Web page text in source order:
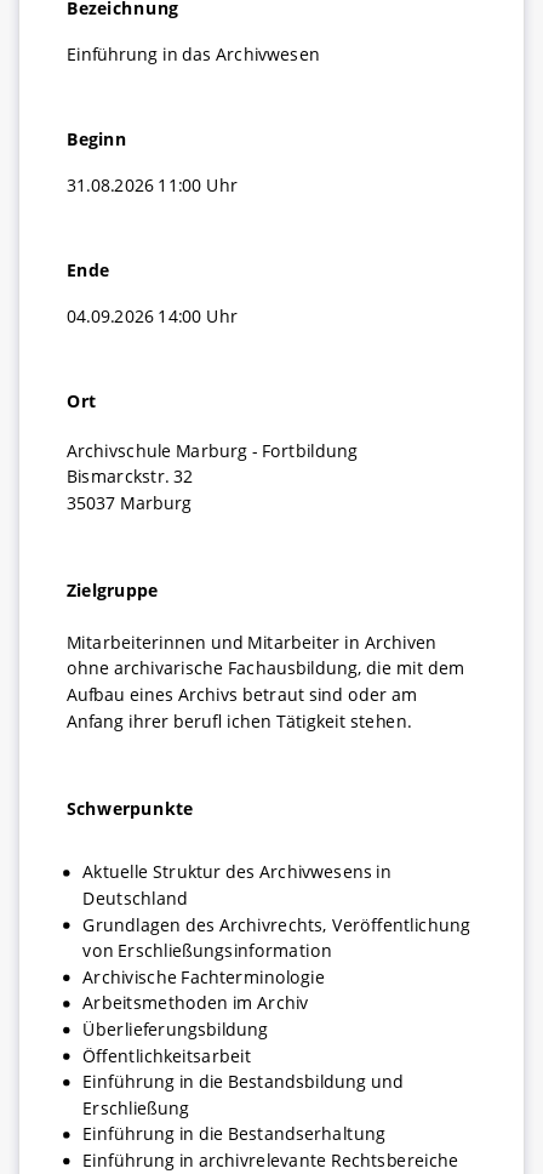
MidosaXML Stellenmarkt
Bezeichnung
Einführung in das Archivwesen
Beginn
31.08.2026 11:00 Uhr
Ende
04.09.2026 14:00 Uhr
Ort
Archivschule Marburg - Fortbildung
Bismarckstr. 32
35037 Marburg
Zielgruppe
Mitarbeiterinnen und Mitarbeiter in Archiven
ohne archivarische Fachausbildung, die mit dem
Aufbau eines Archivs betraut sind oder am
Anfang ihrer berufl ichen Tätigkeit stehen.
Schwerpunkte
Aktuelle Struktur des Archivwesens in
Deutschland
Grundlagen des Archivrechts, Veröffentlichung
von Erschließungsinformation
Archivische Fachterminologie
Arbeitsmethoden im Archiv
Überlieferungsbildung
Öffentlichkeitsarbeit
Einführung in die Bestandsbildung und
Erschließung
Einführung in die Bestandserhaltung
Einführung in archivrelevante Rechtsbereiche